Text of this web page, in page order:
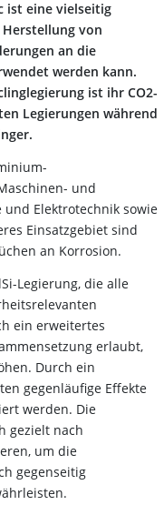
ist eine vielseitig
von
an die
werden kann.
ist ihr CO2-
Legierungen während
und
Elektrotechnik sowie
Einsatzgebiet sind
an Korrosion.
Legierung, die alle
ein erweitertes
erlaubt,
Durch ein
gegenläufige Effekte
werden. Die
gezielt nach
um die
gegenseitig